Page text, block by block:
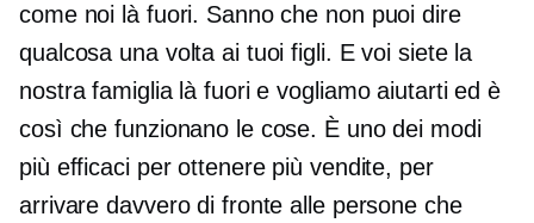
come noi là fuori. Sanno che non puoi dire
qualcosa una volta ai tuoi figli. E voi siete la
nostra famiglia là fuori e vogliamo aiutarti ed è
così che funzionano le cose. È uno dei modi
più efficaci per ottenere più vendite, per
arrivare davvero di fronte alle persone che